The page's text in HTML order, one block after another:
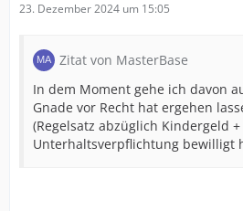
23. Dezember 2024 um 15:05
Zitat von MasterBase
In dem Moment gehe ich davon
Gnade vor Recht hat ergehen
(Regelsatz abzüglich Kindergeld +
Unterhaltsverpflichtung bewilligt